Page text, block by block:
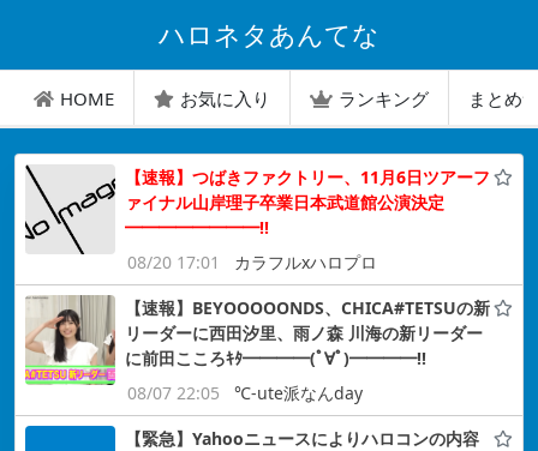
ハロネタあんてな
HOME お気に入り ランキング まとめ
【速報】つばきファクトリー、11月6日ツアーフ
ァイナル山岸理子卒業日本武道館公演決定
━━━━━━━━!!
08/20 17:01
カラフルxハロプロ
【速報】BEYOOOOONDS、CHICA#TETSUの新
リーダーに西田汐里、雨ノ森 川海の新リーダー
に前田こころｷﾀ━━━━(ﾟ∀ﾟ)━━━━!!
08/07 22:05
℃-ute派なんday
【緊急】Yahooニュースによりハロコンの内容